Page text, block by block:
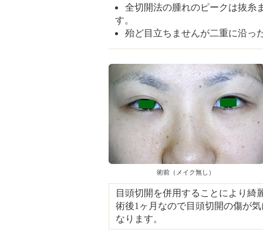
全切開法の腫れのピークは抜糸
す。
殆ど目立ちませんが二重に沿っ
術前（メイク無し）
目頭切開を併用することにより綺
術後1ヶ月なので目頭切開の傷が
なります。